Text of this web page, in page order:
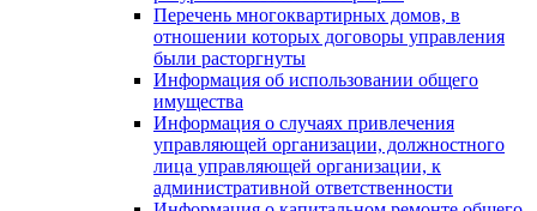
Перечень многоквартирных домов, в
отношении которых договоры управления
были расторгнуты
Информация об использовании общего
имущества
Информация о случаях привлечения
управляющей организации, должностного
лица управляющей организации, к
административной ответственности